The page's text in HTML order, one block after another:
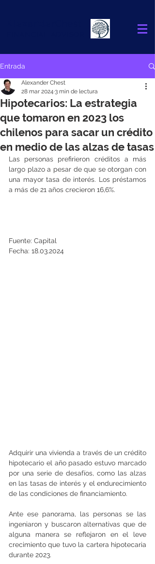
Entrada
Hipotecarios: La estrategia
que tomaron en 2023 los
chilenos para sacar un crédito
en medio de las alzas de tasas
Alexander Chest
28 mar 2024 3 min de lectura
Las personas prefirieron créditos a más
largo plazo a pesar de que se otorgan con
una mayor tasa de interés. Los préstamos
a más de 21 años crecieron 16,6%.
Fuente: Capital
Fecha: 18.03.2024
Adquirir una vivienda a través de un crédito
hipotecario el año pasado estuvo marcado
por una serie de desafíos, como las alzas
en las tasas de interés y el endurecimiento
de las condiciones de financiamiento.
Ante ese panorama, las personas se las
ingeniaron y buscaron alternativas que de
alguna manera se reflejaron en el leve
crecimiento que tuvo la cartera hipotecaria
durante 2023.